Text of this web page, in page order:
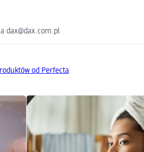
dax@dax.com.pl
od Perfecta